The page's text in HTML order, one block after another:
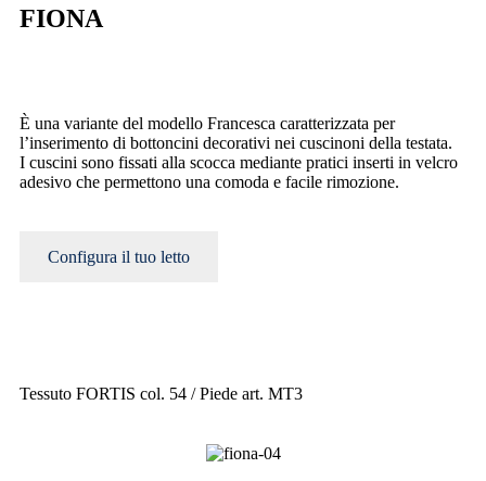
FIONA
È una variante del modello Francesca caratterizzata per
l’inserimento di bottoncini decorativi nei cuscinoni della testata.
I cuscini sono fissati alla scocca mediante pratici inserti in velcro
adesivo che permettono una comoda e facile rimozione.
Configura il tuo letto
Tessuto FORTIS col. 54 / Piede art. MT3